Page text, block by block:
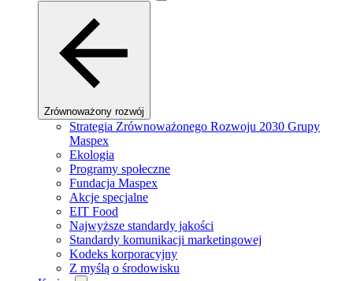
Zrównoważony rozwój
Strategia Zrównoważonego Rozwoju 2030 Grupy
Maspex
Ekologia
Programy społeczne
Fundacja Maspex
Akcje specjalne
EIT Food
Najwyższe standardy jakości
Standardy komunikacji marketingowej
Kodeks korporacyjny
Z myślą o środowisku